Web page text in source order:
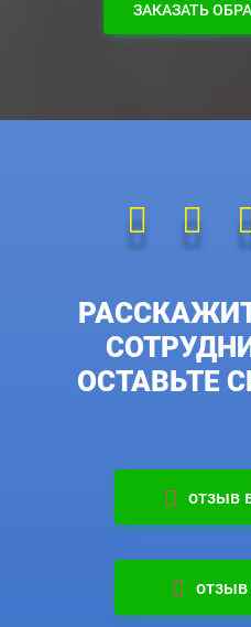
ЗАКАЗАТЬ
ОСТАВЬТЕ
отзыв
отзыв